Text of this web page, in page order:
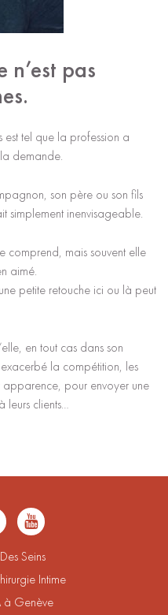
pas
est tel que la profession a
demande.
son père ou son fils
simplement inenvisageable.
comprend, mais souvent elle
aimé.
petite retouche ici ou là peut
en tout cas dans son
la compétition, les
apparence, pour envoyer une
leurs clients…
Seins
Intime
à Genève